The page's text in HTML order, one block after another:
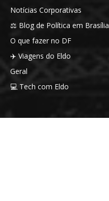
Notícias Corporativas
⚖️ Blog de Política em Brasília
O que fazer no DF
✈️ Viagens do Eldo
Geral
💻 Tech com Eldo